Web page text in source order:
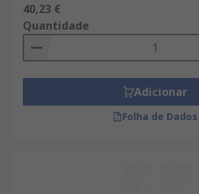
40,23 €
Quantidade
Adicionar
Folha de Dados